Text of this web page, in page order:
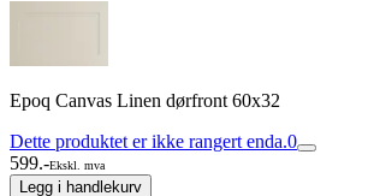
Epoq Canvas Linen dørfront 60x32
Dette produktet er ikke rangert enda.0
599.-Ekskl. mva
Legg i handlekurv